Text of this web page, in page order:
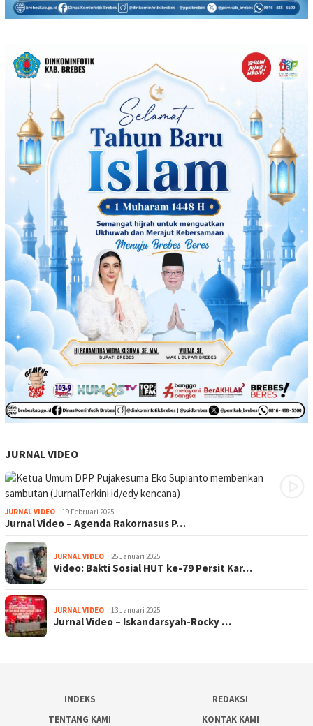
JURNAL VIDEO
JURNAL VIDEO 19 Februari 2025
Jurnal Video – Agenda Rakornasus P…
JURNAL VIDEO 25 Januari 2025
Video: Bakti Sosial HUT ke-79 Persit Kar…
JURNAL VIDEO 13 Januari 2025
Jurnal Video – Iskandarsyah-Rocky …
INDEKS
REDAKSI
TENTANG KAMI
KONTAK KAMI